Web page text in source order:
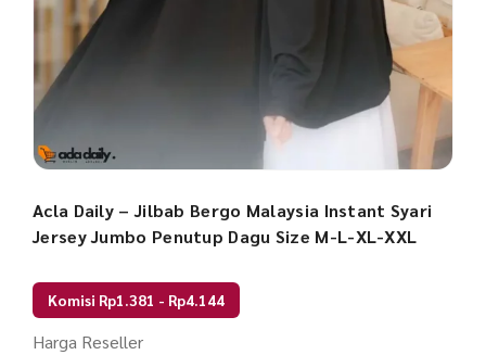
Acla Daily – Jilbab Bergo Malaysia Instant Syari
Jersey Jumbo Penutup Dagu Size M-L-XL-XXL
Komisi Rp1.381 - Rp4.144
Harga Reseller